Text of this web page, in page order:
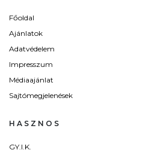
Főoldal
Ajánlatok
Adatvédelem
Impresszum
Médiaajánlat
Sajtómegjelenések
HASZNOS
GY.I.K.